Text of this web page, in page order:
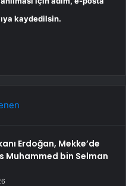
kaydedilsin.
Erdoğan, Mekke’de
Muhammed bin Selman